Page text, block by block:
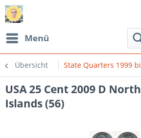
Menü
Übersicht State Quarters 1999
USA 25 Cent 2009 D
Islands (56)